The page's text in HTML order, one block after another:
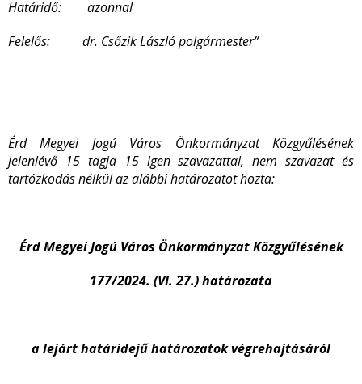
Határidő: azonnal
Felelős: dr. Csőzik László polgármester”
Érd Megyei Jogú Város Önkormányzat Közgyűlésének
jelenlévő 15 tagja 15 igen szavazattal, nem szavazat és
tartózkodás nélkül az alábbi határozatot hozta:
Érd Megyei Jogú Város Önkormányzat Közgyűlésének
177/2024. (VI. 27.) határozata
a lejárt határidejű határozatok végrehajtásáról